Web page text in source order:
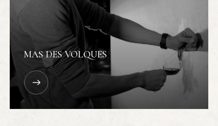
MAS DES VOLQUES